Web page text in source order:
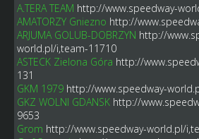
A.TERA TEAM http://www.speedway-
AMATORZY Gniezno http://
ARJUMA GOLUB-DOBRZYN http://
world.pl/i,team-11710
ASTECK Zielona Góra http://
131
GKM 1979 http://www.speedway-
GKZ WOLNI GDANSK http://
9653
Grom http://www.speedway-world.pl/